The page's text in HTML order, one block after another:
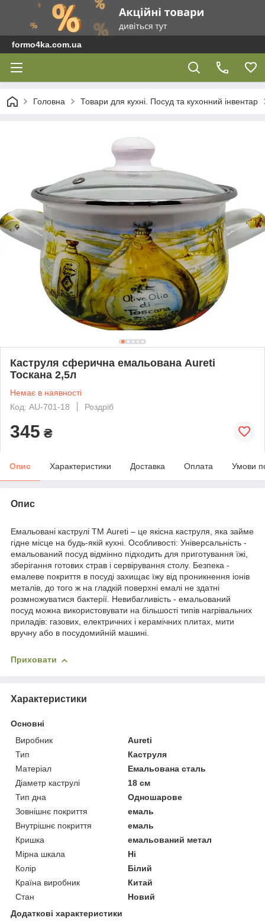
formo4ka.com.ua
Головна Товари для кухні. Посуд та кухонний інвентар
Каструля сферична емальована Aureti
Тоскана 2,5л
Немає в наявності
Код: AU-701-18
Роздріб
345 ₴
Опис Характеристики Доставка Оплата Умови
Опис
Емальовані каструлі ТМ Aureti – це якісна каструля, яка займе
гідне місце на будь-якій кухні. Особливості: Універсальність -
емальований посуд відмінно підходить для приготування їжі,
зберігання готових страв і сервірування столу. Безпека -
емалеве покриття в посуді захищає їжу від проникнення іонів
металів, до того ж на гладкій поверхні емалі не здатні
розмножуватися бактерії. Невибагливість - емальований
посуд можна використовувати на більшості типів нагрівальних
приладів: газових, електричних і керамічних плитах, мити
вручну або в посудомийній машині.
Приховати
Характеристики
Основні
Виробник
Aureti
Тип
Каструля
Матеріал
Емальована сталь
Діаметр каструлі
18 см
Тип дна
Одношарове
Зовнішнє покриття
емаль
Внутрішнє покриття
емаль
Кришка
емальований метал
Мірна шкала
Ні
Колір
Білий
Країна виробник
Китай
Стан
Новий
Додаткові характеристики